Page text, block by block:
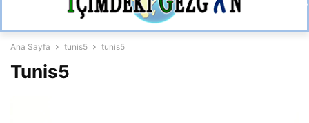
Ana Sayfa tunis5 tunis5
Tunis5